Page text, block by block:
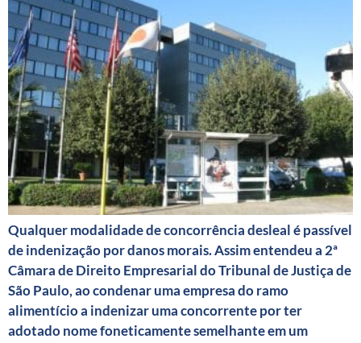
Qualquer modalidade de concorrência desleal é passível
de indenização por danos morais. Assim entendeu a 2ª
Câmara de Direito Empresarial do Tribunal de Justiça de
São Paulo, ao condenar uma empresa do ramo
alimentício a indenizar uma concorrente por ter
adotado nome foneticamente semelhante em um